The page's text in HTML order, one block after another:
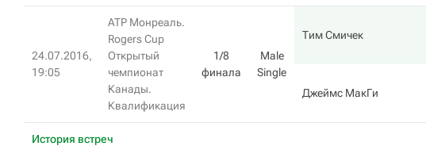
24.07.2016,
19:05
ATP Монреаль.
Rogers Cup
Открытый
чемпионат
Канады.
Квалификация
1/8
финала
Male
Single
Тим Смичек
Джеймс МакГи
История встреч